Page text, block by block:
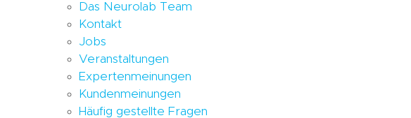
Das Neurolab Team
Kontakt
Jobs
Veranstaltungen
Expertenmeinungen
Kundenmeinungen
Häufig gestellte Fragen